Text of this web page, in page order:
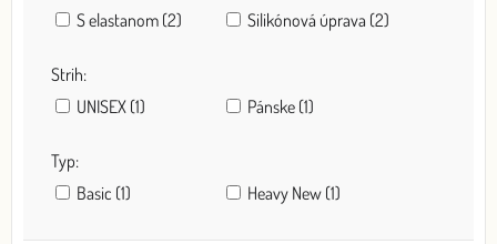
S elastanom (2)
Silikónová úprava (2)
Strih:
UNISEX (1)
Pánske (1)
Typ:
Basic (1)
Heavy New (1)